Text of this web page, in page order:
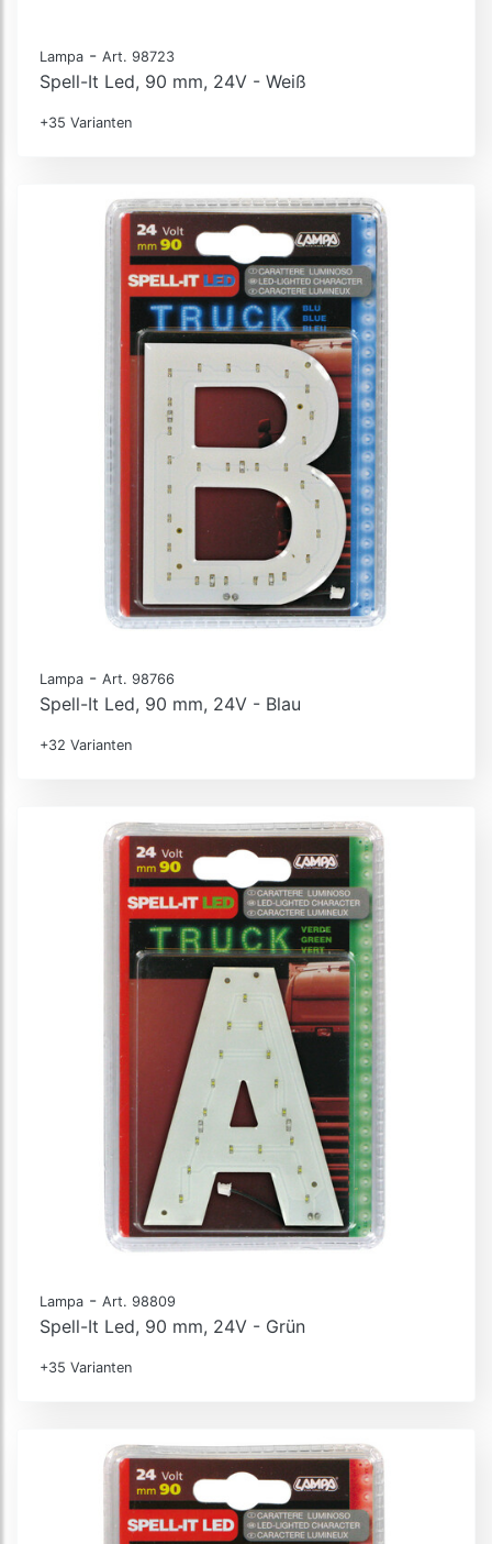
Lampa - Art. 98723
Spell-It Led, 90 mm, 24V - Weiß
+35 Varianten
Lampa - Art. 98766
Spell-It Led, 90 mm, 24V - Blau
+32 Varianten
Lampa - Art. 98809
Spell-It Led, 90 mm, 24V - Grün
+35 Varianten